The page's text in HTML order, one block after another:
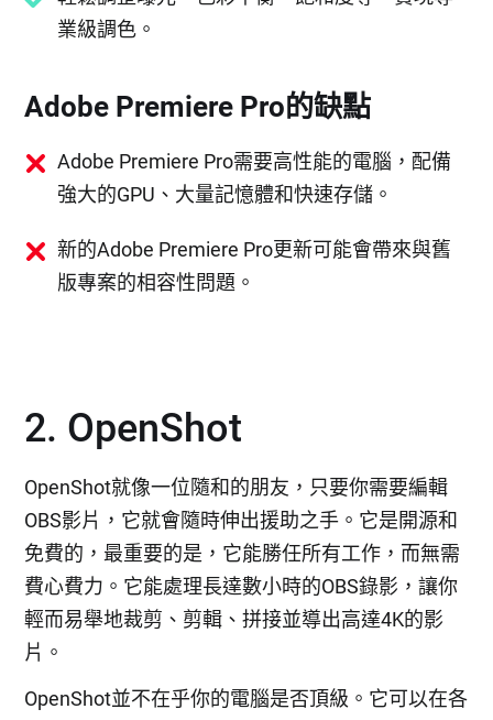
業級調色。
Adobe Premiere Pro的缺點
Adobe Premiere Pro需要高性能的電腦，配備
強大的GPU、大量記憶體和快速存儲。
新的Adobe Premiere Pro更新可能會帶來與舊
版專案的相容性問題。
2. OpenShot
OpenShot就像一位隨和的朋友，只要你需要編輯
OBS影片，它就會隨時伸出援助之手。它是開源和
免費的，最重要的是，它能勝任所有工作，而無需
費心費力。它能處理長達數小時的OBS錄影，讓你
輕而易舉地裁剪、剪輯、拼接並導出高達4K的影
片。
OpenShot並不在乎你的電腦是否頂級。它可以在各